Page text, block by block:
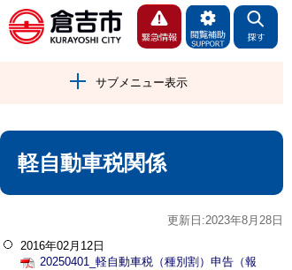
サブメニュー表示
軽自動車税関係
更新日:2023年8月28日
2016年02月12日
20250401_軽自動車税（種別割）申告（報